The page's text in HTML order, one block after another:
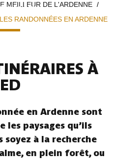
MEILLEUR DE L'ARDENNE
RANDONNÉES EN ARDENNE
À
en Ardenne sont
les paysages qu’ils
soyez à la recherche
en plein forêt, ou